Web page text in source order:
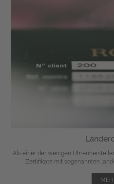
Als einer der wenigen
Zertifikate mit sogenannten